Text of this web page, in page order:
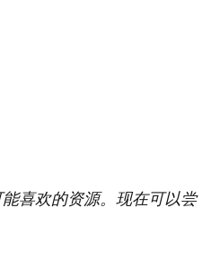
喜欢的资源。现在可以尝